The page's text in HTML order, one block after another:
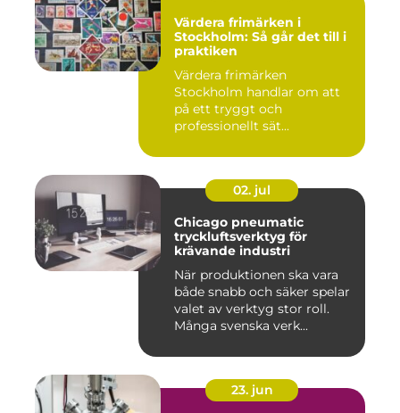
Värdera frimärken i
Stockholm: Så går det till i
praktiken
Värdera frimärken
Stockholm handlar om att
på ett tryggt och
professionellt sät...
02. jul
Chicago pneumatic
tryckluftsverktyg för
krävande industri
När produktionen ska vara
både snabb och säker spelar
valet av verktyg stor roll.
Många svenska verk...
23. jun